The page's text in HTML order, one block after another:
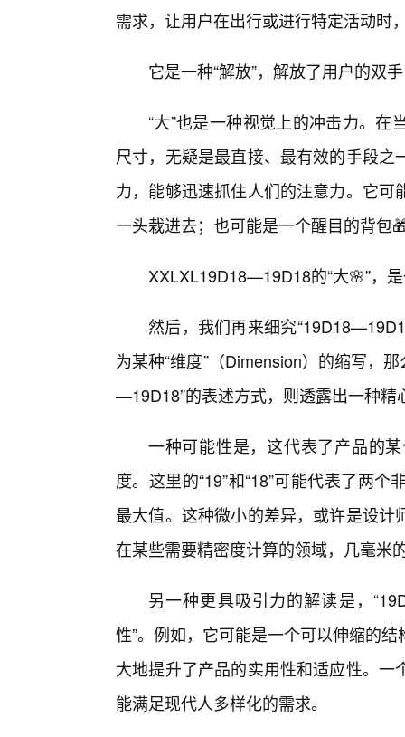
需求，让用户在出行或进行特定活动时
它是一种“解放”，解放了用户的双
“大”也是一种视觉上的冲击力。
尺寸，无疑是最直接、最有效的手段
力，能够迅速抓住人们的注意力。它
一头栽进去；也可能是一个醒目的背包
XXLXL19D18—19D18的“大🌸”，
然后，我们再来细究
为某种“维度”（Dimension）的缩写，
—19D18”的表述方式，则透露出一种精
一种可能性是，这代表了产品的
度。这里的“19”和“18”可能代表了两
最大值。这种微小的差异，或许是设
在某些需要精密度计算的领域，几毫米
另一种更具吸引力的解读是，
性”。例如，它可能是一个可以伸缩的
大地提升了产品的实用性和适应性。
能满足现代人多样化的需求。